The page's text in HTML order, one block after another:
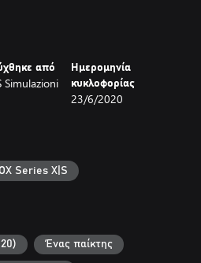
to #beACC.
boasts Improved frame rate and
the most immersive racing
Challenge Europe 2024 season
the full championship season)*
από
Simulazioni
Ημερομηνία
κυκλοφορίας
23/6/2020
Series X|S
Ένας παίκτης